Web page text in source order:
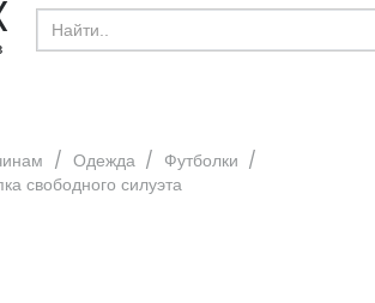
Search
for:
/ Одежда / Футболки /
свободного силуэта